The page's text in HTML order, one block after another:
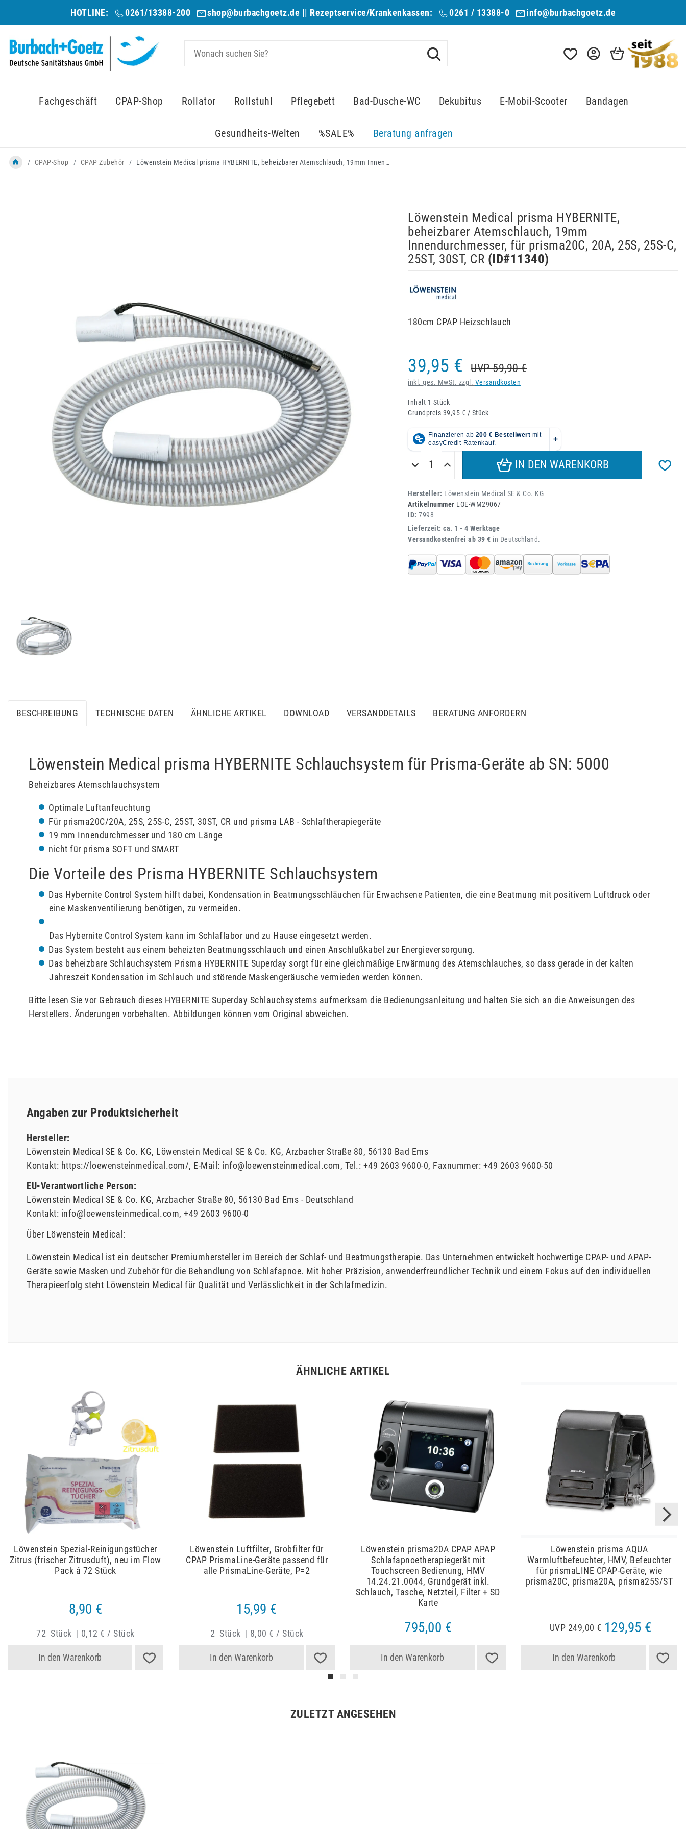
HOTLINE: 0261/13388-200 shop@burbachgoetz.de || Rezeptservice/Krankenkassen: 0261 / 13388-0 info@burbachgoetz.de
Fachgeschäft CPAP-Shop Rollator Rollstuhl Pflegebett Bad-Dusche-WC Dekubitus E-Mobil-Scooter Bandagen
Gesundheits-Welten %SALE% Beratung anfragen
CPAP-Shop CPAP Zubehör Löwenstein Medical prisma HYBERNITE, beheizbarer Atemschlauch, 19mm Innendurchmesser, für prisma20C, 20A, 25S, 25S-C, 25ST, 30ST, CR
Löwenstein Medical prisma HYBERNITE,
beheizbarer Atemschlauch, 19mm
Innendurchmesser, für prisma20C, 20A, 25S, 25S-C,
25ST, 30ST, CR (ID#11340)
180cm CPAP Heizschlauch
39,95 € UVP 59,90 €
inkl. ges. MwSt. zzgl. Versandkosten
Inhalt 1 Stück
Grundpreis 39,95 € / Stück
IN DEN WARENKORB
Hersteller: Löwenstein Medical SE & Co. KG
Artikelnummer LOE-WM29067
ID: 7998
Lieferzeit: ca. 1 - 4 Werktage
Versandkostenfrei ab 39 € in Deutschland.
BESCHREIBUNG TECHNISCHE DATEN ÄHNLICHE ARTIKEL DOWNLOAD VERSANDDETAILS BERATUNG ANFORDERN
Löwenstein Medical prisma HYBERNITE Schlauchsystem für Prisma-Geräte ab SN: 5000
Beheizbares Atemschlauchsystem
Optimale Luftanfeuchtung
Für prisma20C/20A, 25S, 25S-C, 25ST, 30ST, CR und prisma LAB - Schlaftherapiegeräte
19 mm Innendurchmesser und 180 cm Länge
nicht für prisma SOFT und SMART
Die Vorteile des Prisma HYBERNITE Schlauchsystem
Das Hybernite Control System hilft dabei, Kondensation in Beatmungsschläuchen für Erwachsene Patienten, die eine Beatmung mit positivem Luftdruck oder
eine Maskenventilierung benötigen, zu vermeiden.
Das Hybernite Control System kann im Schlaflabor und zu Hause eingesetzt werden.
Das System besteht aus einem beheizten Beatmungsschlauch und einen Anschlußkabel zur Energieversorgung.
Das beheizbare Schlauchsystem Prisma HYBERNITE Superday sorgt für eine gleichmäßige Erwärmung des Atemschlauches, so dass gerade in der kalten
Jahreszeit Kondensation im Schlauch und störende Maskengeräusche vermieden werden können.
Bitte lesen Sie vor Gebrauch dieses HYBERNITE Superday Schlauchsystems aufmerksam die Bedienungsanleitung und halten Sie sich an die Anweisungen des
Herstellers. Änderungen vorbehalten. Abbildungen können vom Original abweichen.
Angaben zur Produktsicherheit
Hersteller:
Löwenstein Medical SE & Co. KG Löwenstein Medical SE & Co. KG Arzbacher Straße 80 56130 Bad Ems
Kontakt: https://loewensteinmedical.com/ E-Mail: info@loewensteinmedical.com Tel.: +49 2603 9600-0 Faxnummer: +49 2603 9600-50
EU-Verantwortliche Person:
Löwenstein Medical SE & Co. KG Arzbacher Straße 80 56130 Bad Ems
Deutschland
Kontakt: info@loewensteinmedical.com +49 2603 9600-0
Über Löwenstein Medical:
Löwenstein Medical ist ein deutscher Premiumhersteller im Bereich der Schlaf- und Beatmungstherapie. Das Unternehmen entwickelt hochwertige CPAP- und APAP-
Geräte sowie Masken und Zubehör für die Behandlung von Schlafapnoe. Mit hoher Präzision, anwenderfreundlicher Technik und einem Fokus auf den individuellen
Therapieerfolg steht Löwenstein Medical für Qualität und Verlässlichkeit in der Schlafmedizin.
ÄHNLICHE ARTIKEL
Löwenstein Spezial-Reinigungstücher
Zitrus (frischer Zitrusduft), neu im Flow
Pack á 72 Stück
8,90 €
72 Stück | 0,12 € / Stück
In den Warenkorb
Löwenstein Luftfilter, Grobfilter für
CPAP PrismaLine-Geräte passend für
alle PrismaLine-Geräte, P=2
15,99 €
2 Stück | 8,00 € / Stück
In den Warenkorb
Löwenstein prisma20A CPAP APAP
Schlafapnoetherapiegerät mit
Touchscreen Bedienung, HMV
14.24.21.0044, Grundgerät inkl.
Schlauch, Tasche, Netzteil, Filter + SD
Karte
795,00 €
In den Warenkorb
Löwenstein prisma AQUA
Warmluftbefeuchter, HMV, Befeuchter
für prismaLINE CPAP-Geräte, wie
prisma20C, prisma20A, prisma25S/ST
UVP 249,00 € 129,95 €
In den Warenkorb
ZULETZT ANGESEHEN